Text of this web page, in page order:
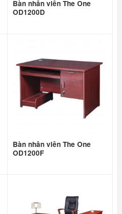
Bàn nhân viên The One
OD1200D
Bàn nhân viên The One
OD1200F